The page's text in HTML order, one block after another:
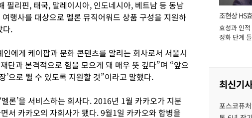
필리핀, 태국, 말레이시아, 인도네시아, 베트남 등 동남
행사를 대상으로 멜론 뮤직어워드 상품 구성을 지원하
다.
에게 케이팝과 문화 콘텐츠를 알리는 회사로서 서울시
단과 본격적으로 힘을 모으게 돼 매우 뜻 깊다”며 “앞으
’으로 뛸 수 있도록 지원할 것”이라고 말했다.
론’을 서비스하는 회사다. 2016년 1월 카카오가 지분
서 카카오의 자회사가 됐다. 9월1일 카카오와 합병을
조현상 HS
장
효성과 인
정화 단계
최신기
포스코퓨